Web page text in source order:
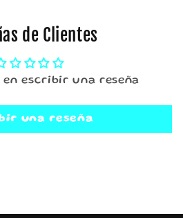
de Clientes
en escribir una reseña
una reseña